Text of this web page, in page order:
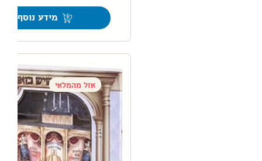
מידע נוסף
אזל מהמלאי